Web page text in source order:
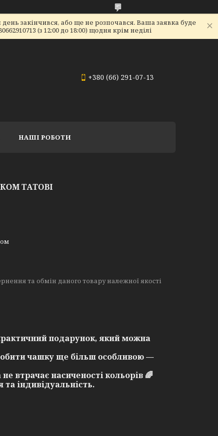
закінчився, або ще не розпочався. Ваша заявка буде
(з 12:00 до 18:00) щодня крім неділі
+380 (66) 291-07-13
НАШІ РОБОТИ
ТАТОВІ
та обмін даного товару належної якості
подарунок, який можна
чашку ще більш особливою —
втрачає насиченості кольорів 🌈
індивідуальність.